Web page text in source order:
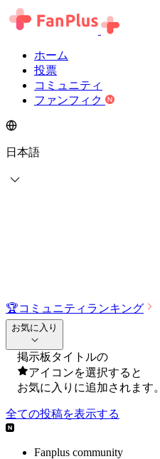
ホーム
投票
コミュニティ
ファンフィク
日本語
🏆コミュニティランキング
お気に入り
掲示板タイトルの
アイコンを選択すると
お気に入りに追加されます。
全ての投稿を表示する
Fanplus community